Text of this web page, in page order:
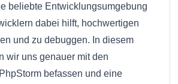
beliebte Entwicklungsumgebung
dabei hilft, hochwertigen
und zu debuggen. In diesem
wir uns genauer mit den
befassen und eine